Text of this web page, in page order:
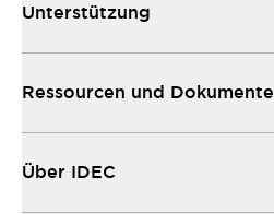
Unterstützung
Ressourcen und Dokumente
Über IDEC